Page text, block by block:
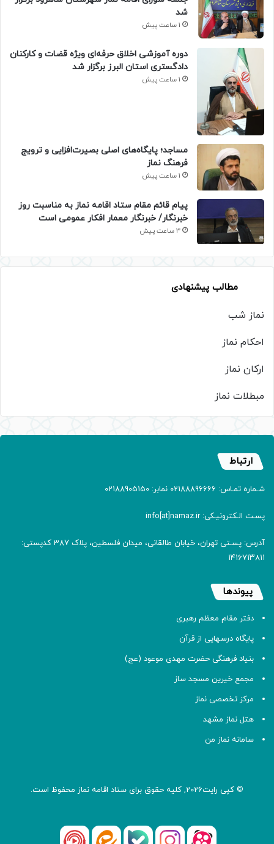
شد
1 ساعت پیش
دوره آموزشی اخلاق حرفه‌ای ویژه قضات و کارکنان
دادگستری استان البرز برگزار شد
1 ساعت پیش
​مساجد؛ پایگاه‌های اصلی بصیرت‌افزایی و ترویج
فرهنگ نماز
1 ساعت پیش
پیام قائم مقام ستاد اقامه نماز به مناسبت روز
خبرنگار/ خبرنگار معمار افکار عمومی است
3 ساعت پیش
مطالب پیشنهادی
نماز شب
احکام نماز
ارکان نماز
مبطلات نماز
ارتباط
شـماره تمـاس: 02188896666 نمابر: 02188905150
پسـت الـکترونیـکی: info[at]namaz.ir
آدرس: پسـتی تهران، خیابان طالقانی، میدان فلسطین، پلاک 387 کدپستی:
۱۴۱۶۷۱۳۸۱۱
پیوندها
دفتر مقام معظم رهبری
پایگاه درسهایی از قرآن
بنیاد فرهنگی حضرت مهدی موعود (عج)
مجمع خیرین مسجد ساز
مرکز تخصصی نماز
هتل نماز مشهد
سامانه نماز من
© کپی رایت2026, کلیه حقوق برای ستاد اقامه نماز محفوظ است.
آپارات اینستاگرام
بله ایتا